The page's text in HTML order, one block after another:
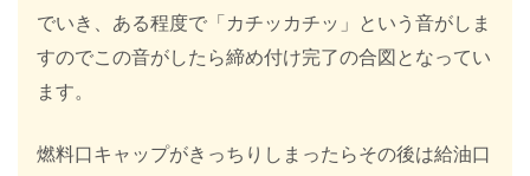
でいき、ある程度で「カチッカチッ」という音がしま
すのでこの音がしたら締め付け完了の合図となってい
ます。
燃料口キャップがきっちりしまったらその後は給油口